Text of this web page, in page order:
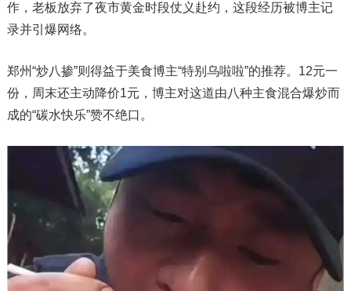
作，老板放弃了夜市黄金时段仗义赴约，这段经历被博主记
录并引爆网络。
郑州“炒八掺”则得益于美食博主“特别乌啦啦”的推荐。12元一
份，周末还主动降价1元，博主对这道由八种主食混合爆炒而
成的“碳水快乐”赞不绝口。